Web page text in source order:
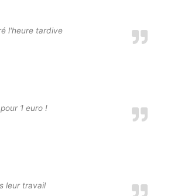
l'heure tardive
1 euro !
leur travail